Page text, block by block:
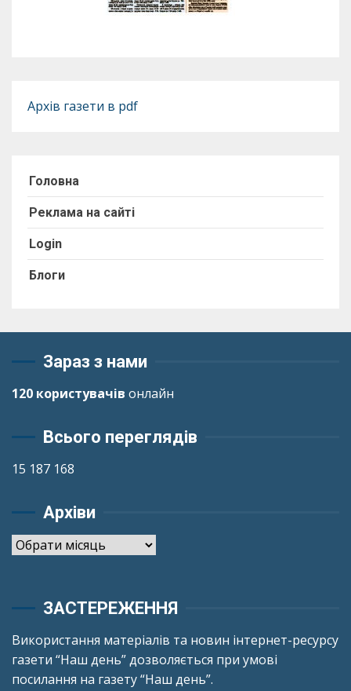
Архів газети в pdf
Головна
Реклама на сайті
Login
Блоги
Зараз з нами
120 користувачів онлайн
Всього переглядів
15 187 168
Архіви
Архіви
ЗАСТЕРЕЖЕННЯ
Використання матеріалів та новин інтернет-ресурсу
газети “Наш день” дозволяється при умові
посилання на газету “Наш день”.